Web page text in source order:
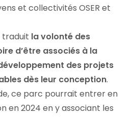
et collectivités OSER et
traduit la volonté des
d’être associés à la
des projets
dès leur conception.
ce parc pourrait entrer en
en 2024 en y associant les